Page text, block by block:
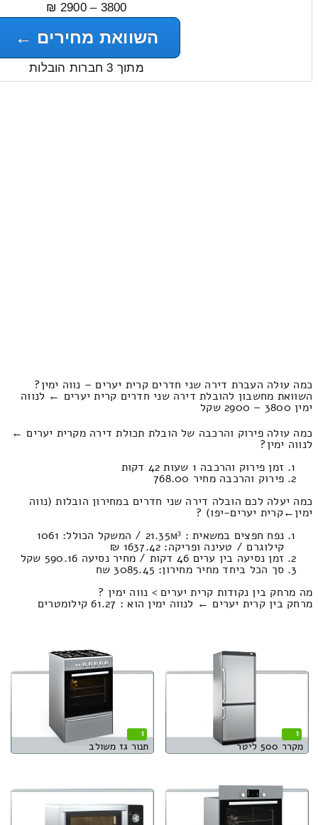
3800 – 2900 ₪
השוואת מחירים ←
מתוך 3 חברות הובלות
כמה עולה העברת דירה שני חדרים קרית יערים – נווה ימין?
השוואת מחשבון להובלת דירה שני חדרים קרית יערים ← לנווה
ימין 3800 – 2900 שקל
כמה עולה פירוק והרכבה של הובלת תכולת דירה מקרית יערים ←
לנווה ימין?
זמן פירוק והרכבה 1 שעות 42 דקות
פירוק והרכבה מחיר 768.00
כמה יעלה לכם הובלה דירה שני חדרים במחירון הובלות (נווה
ימין‎←‏קרית יערים-יפו) ?
נפח חפצים במשאית : 21.35м³ / המשקל הכולל: 1061
קילוגרם / טעינה ופריקה: 1637.42 ₪
זמן נסיעה בין ערים 46 דקות / מחיר נסיעה 590.16 שקל
סך הכל ביחד מחיר מחירון: 3085.45 שח
מה מרחק בין נקודות קרית יערים > נווה ימין ?
מרחק בין קרית יערים ← לנווה ימין הוא : 61.27 קילומטרים
1
מקרר 500 ליטר
1
תנור גז משולב